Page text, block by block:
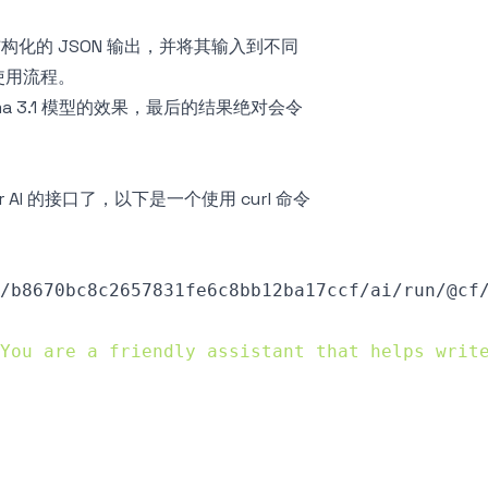
化的 JSON 输出，并将其输入到不同
流程。
模型的效果，最后的结果绝对会令
的接口了，以下是一个使用 curl 命令
ai/run/
are a friendly assistant that helps